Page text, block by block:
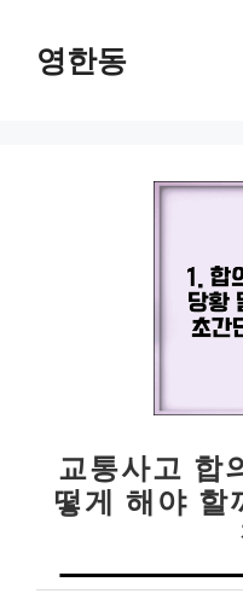
영한동
교통사고 합
떻게 해야